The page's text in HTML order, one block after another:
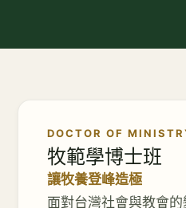
DOCTOR OF
牧範學博士班
讓牧養登峰造極
面對台灣社會與教會